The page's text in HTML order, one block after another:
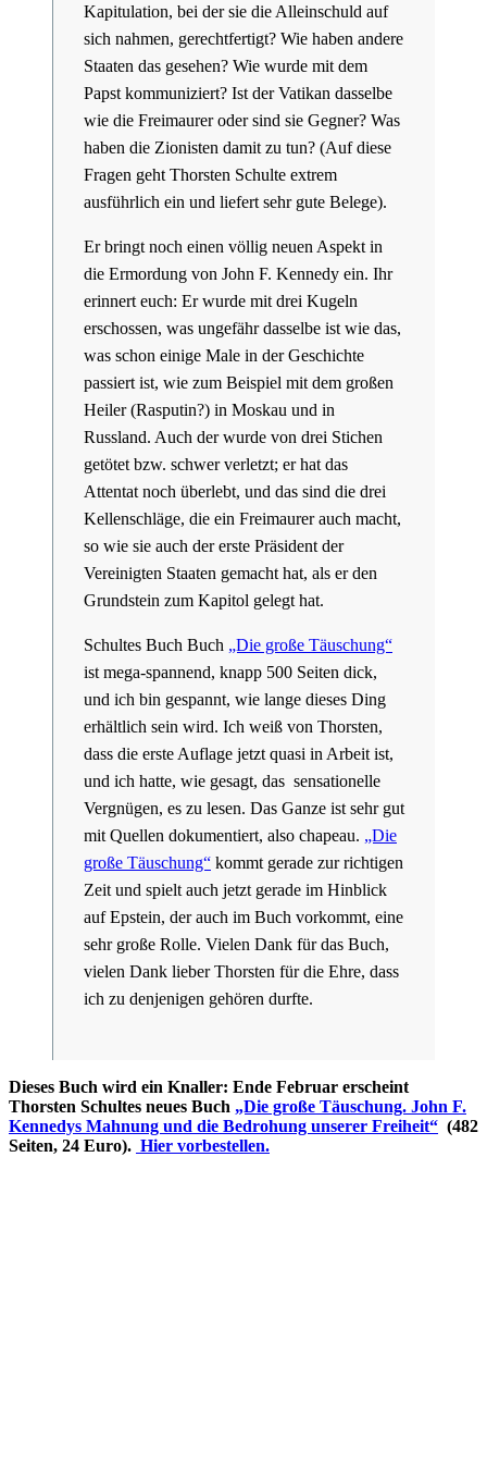
Kapitulation, bei der sie die Alleinschuld auf
sich nahmen, gerechtfertigt? Wie haben andere
Staaten das gesehen? Wie wurde mit dem
Papst kommuniziert? Ist der Vatikan dasselbe
wie die Freimaurer oder sind sie Gegner? Was
haben die Zionisten damit zu tun? (Auf diese
Fragen geht Thorsten Schulte extrem
ausführlich ein und liefert sehr gute Belege).
Er bringt noch einen völlig neuen Aspekt in
die Ermordung von John F. Kennedy ein. Ihr
erinnert euch: Er wurde mit drei Kugeln
erschossen, was ungefähr dasselbe ist wie das,
was schon einige Male in der Geschichte
passiert ist, wie zum Beispiel mit dem großen
Heiler (Rasputin?) in Moskau und in
Russland. Auch der wurde von drei Stichen
getötet bzw. schwer verletzt; er hat das
Attentat noch überlebt, und das sind die drei
Kellenschläge, die ein Freimaurer auch macht,
so wie sie auch der erste Präsident der
Vereinigten Staaten gemacht hat, als er den
Grundstein zum Kapitol gelegt hat.
Schultes Buch Buch „Die große Täuschung“
ist mega-spannend, knapp 500 Seiten dick,
und ich bin gespannt, wie lange dieses Ding
erhältlich sein wird. Ich weiß von Thorsten,
dass die erste Auflage jetzt quasi in Arbeit ist,
und ich hatte, wie gesagt, das sensationelle
Vergnügen, es zu lesen. Das Ganze ist sehr gut
mit Quellen dokumentiert, also chapeau. „Die
große Täuschung“ kommt gerade zur richtigen
Zeit und spielt auch jetzt gerade im Hinblick
auf Epstein, der auch im Buch vorkommt, eine
sehr große Rolle. Vielen Dank für das Buch,
vielen Dank lieber Thorsten für die Ehre, dass
ich zu denjenigen gehören durfte.
Dieses Buch wird ein Knaller: Ende Februar erscheint
Thorsten Schultes neues Buch „Die große Täuschung. John F.
Kennedys Mahnung und die Bedrohung unserer Freiheit“ (482
Seiten, 24 Euro). Hier vorbestellen.